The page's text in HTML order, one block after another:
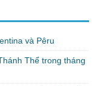
và Pêru
Thể trong tháng